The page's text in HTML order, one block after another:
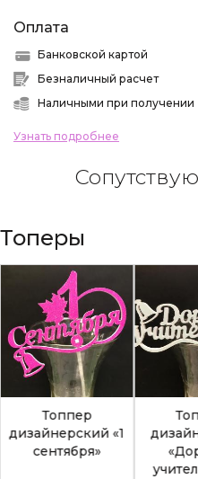
Оплата
Банковской картой
Безналичный расчет
Наличными при получении
Узнать подробнее
Топеры
Топпер
дизайнерский «1
сентября»